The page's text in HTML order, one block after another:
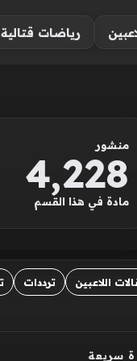
رياضات قتالية
منشور
4٬228
مادة في هذا القسم
اللاعبين ترددات
سريعة